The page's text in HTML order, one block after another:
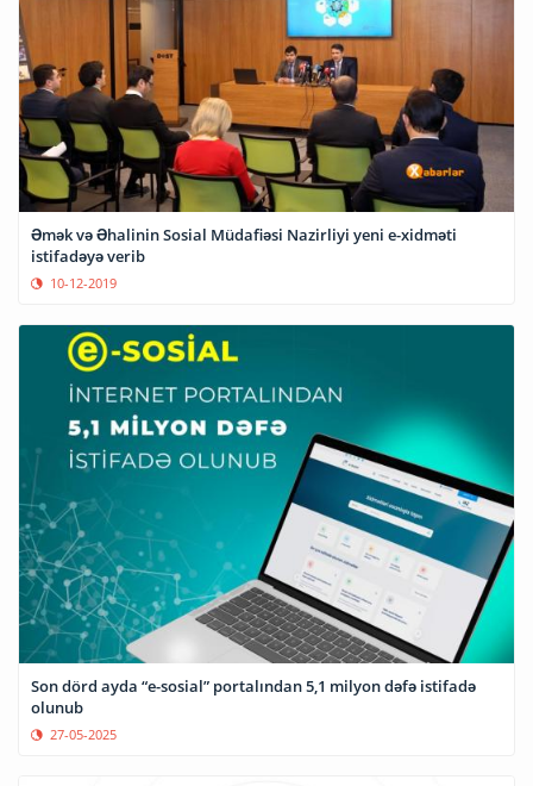
Əmək və Əhalinin Sosial Müdafiəsi Nazirliyi yeni e-xidməti
istifadəyə verib
10-12-2019
Son dörd ayda “e-sosial” portalından 5,1 milyon dəfə istifadə
olunub
27-05-2025